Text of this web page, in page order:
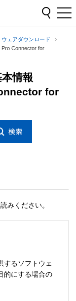
ウェアダウンロード
Pro Connector for
情報
for
みください。
するソフトウェ
的にする場合の